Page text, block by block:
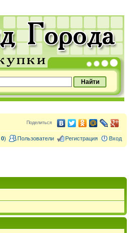
Поделиться
0) Пользователи Регистрация Вход